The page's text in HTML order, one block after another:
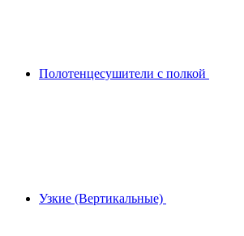
Полотенцесушители с полкой
Узкие (Вертикальные)